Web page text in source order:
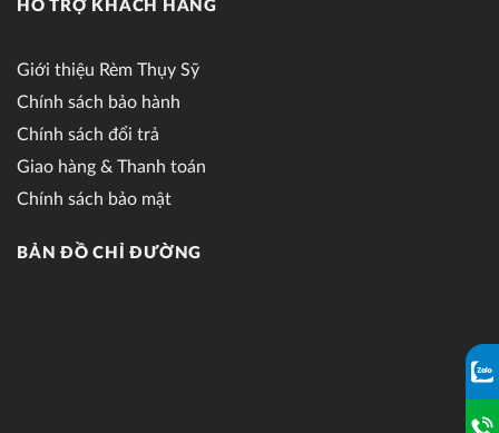
HỖ TRỢ KHÁCH HÀNG
Giới thiệu Rèm Thụy Sỹ
Chính sách bảo hành
Chính sách đổi trả
Giao hàng & Thanh toán
Chính sách bảo mật
BẢN ĐỒ CHỈ ĐƯỜNG